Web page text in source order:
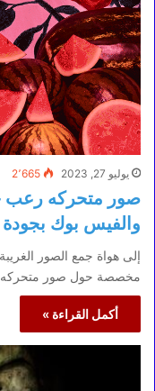
يوليو 27, 2023 2٬665
صور متحركه رعب
والفيس بوك بجودة
إلى هواة جمع الصور
مخصصة حول صور متحركه
أكمل القراءة »